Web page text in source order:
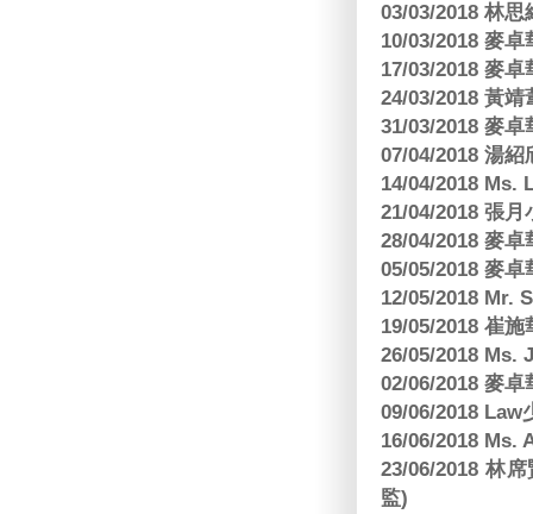
03/03/2018 林
10/03/2018 麥
17/03/2018 麥
24/03/2018 黃
31/03/2018 麥
07/04/2018 湯
14/04/2018
21/04/2018 張
28/04/2018 麥
05/05/2018 麥
12/05/2018 Mr.
19/05/2018 崔
26/05/2018 Ms.
02/06/2018 麥
09/06/2018 Law
16/06/2018 Ms.
23/06/2018 林
監)